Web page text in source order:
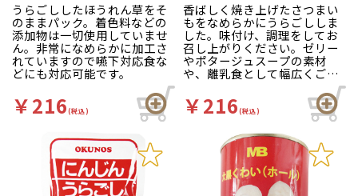
うらごししたほうれん草をそ
のままパック。着色料などの
添加物は一切使用していませ
ん。非常になめらかに加工さ
れていますので嚥下対応食な
どにも対応可能です。
￥216(税込)
香ばしく焼き上げたさつまい
もをなめらかにうらごししま
した。味付け、調理をしてお
召し上がりください。ゼリー
やポタージュスープの素材
や、離乳食として幅広くご利
￥216(税込)